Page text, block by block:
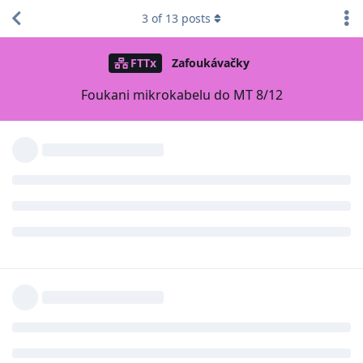
FTTx Zafoukávačky
Foukani mikrokabelu do MT 8/12
3 of 13 posts